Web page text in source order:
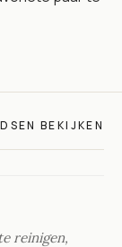
BEKIJKEN
reinigen,